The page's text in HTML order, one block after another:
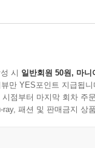
시 일반회원 50원, 마니
만 YES포인트 지급됩니
점부터 마지막 회차 주
ray, 패션 및 판매금지 상